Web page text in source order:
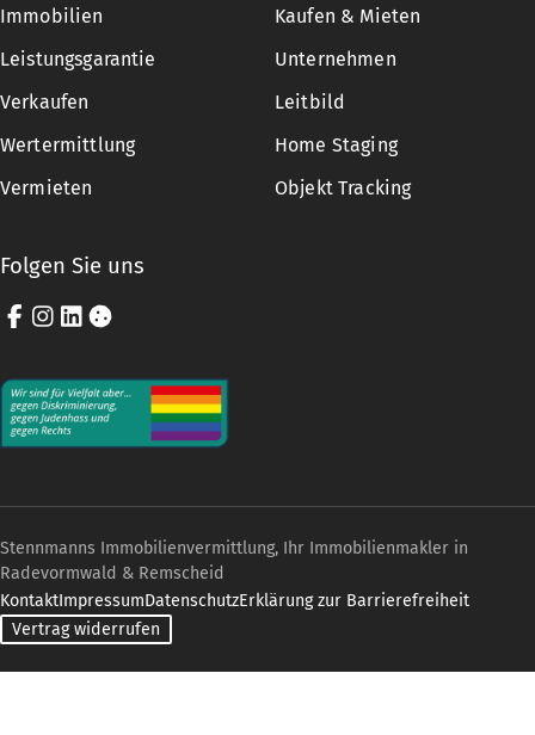
Immobilien
Kaufen & Mieten
Leistungsgarantie
Unternehmen
Verkaufen
Leitbild
Wertermittlung
Home Staging
Vermieten
Objekt Tracking
Folgen Sie uns
Facebook
Instagram
LinkedIn
Cookie-Einstellungen
Stennmanns Immobilienvermittlung, Ihr Immobilienmakler in
Radevormwald & Remscheid
KontaktImpressumDatenschutzErklärung zur Barrierefreiheit
Vertrag widerrufen